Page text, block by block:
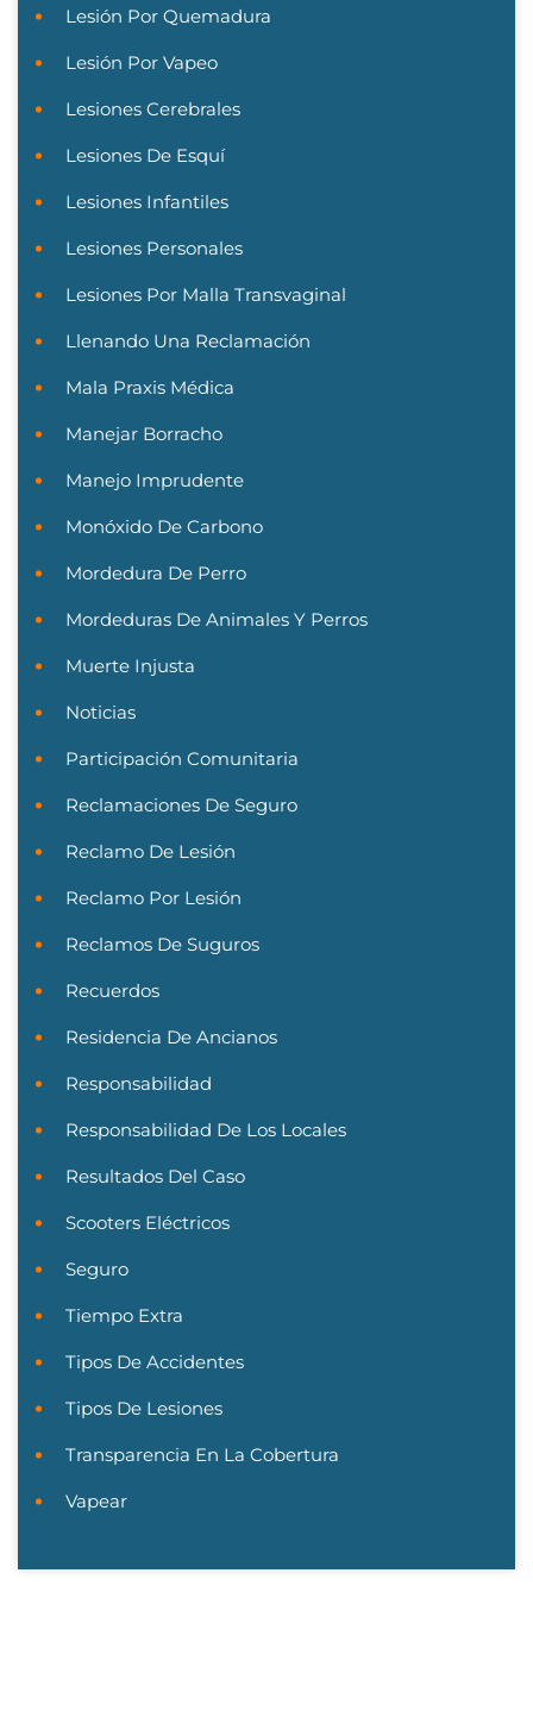
Lesión Por Quemadura
Lesión Por Vapeo
Lesiones Cerebrales
Lesiones De Esquí
Lesiones Infantiles
Lesiones Personales
Lesiones Por Malla Transvaginal
Llenando Una Reclamación
Mala Praxis Médica
Manejar Borracho
Manejo Imprudente
Monóxido De Carbono
Mordedura De Perro
Mordeduras De Animales Y Perros
Muerte Injusta
Noticias
Participación Comunitaria
Reclamaciones De Seguro
Reclamo De Lesión
Reclamo Por Lesión
Reclamos De Suguros
Recuerdos
Residencia De Ancianos
Responsabilidad
Responsabilidad De Los Locales
Resultados Del Caso
Scooters Eléctricos
Seguro
Tiempo Extra
Tipos De Accidentes
Tipos De Lesiones
Transparencia En La Cobertura
Vapear